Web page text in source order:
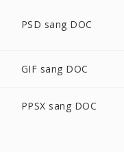
PSD sang DOC
GIF sang DOC
PPSX sang DOC